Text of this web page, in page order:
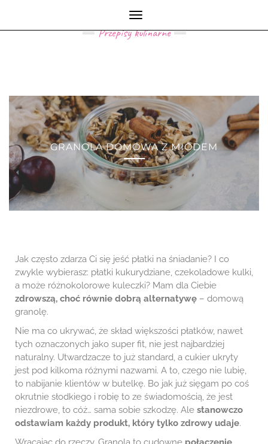
MY KITCHEN LIFE
Przepisy kulinarne
Toggle
Navigation
GRANOLA DOMOWA Z MIODEM
Jak często zdarza Ci się jeść płatki na śniadanie? I co
zwykle wybierasz: płatki kukurydziane, czekoladowe kulki,
a może różnokolorowe kuleczki? Mam dla Ciebie
zdrowszą, choć równie dobrą alternatywę – domową
granolę.
Nie ma co ukrywać, że skład większości płatków, nawet
tych oznaczonych jako super fit, nie jest najbardziej
naturalny. Utwardzacze to już standard, a cukier ukryty
jest pod kilkoma różnymi nazwami. A to, czego nie lubię,
to nabijanie klientów w butelkę. Bo jak już sięgam po coś
okrutnie słodkiego i robię to ze świadomością, że jest
niezdrowe, to cóż… sama sobie szkodzę. Ale stanowczo
odstawiam każdy produkt, który tylko zdrowy udaje.